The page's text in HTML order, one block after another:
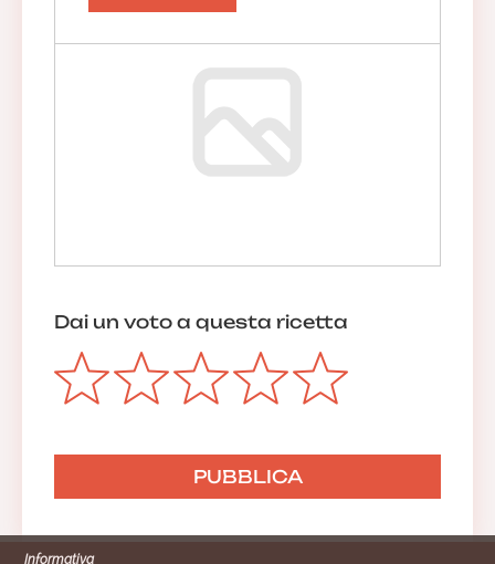
Dai un voto a questa ricetta
Informativa